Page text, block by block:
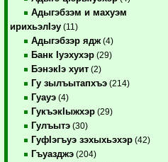
Адыгэбзэм и махуэм
ирихьэлIэу (11)
Адыгэбзэр ядж (4)
Банк Iуэхухэр (29)
БэнэкIэ хуит (2)
Гу зылъытапхъэ (214)
Гуауэ (4)
ГукъэкIыжхэр (29)
Гулъытэ (30)
ГуфIэгъуэ зэхыхьэхэр (42)
Гъуазджэ (204)